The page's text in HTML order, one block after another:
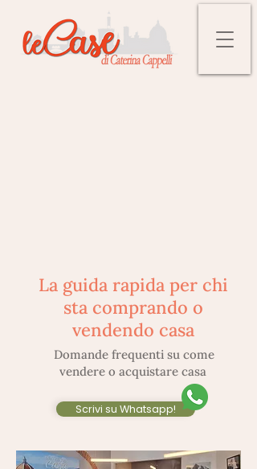
La guida rapida per chi
sta comprando o
vendendo casa
Domande frequenti su come
vendere o acquistare casa
Scrivi su Whatsapp!